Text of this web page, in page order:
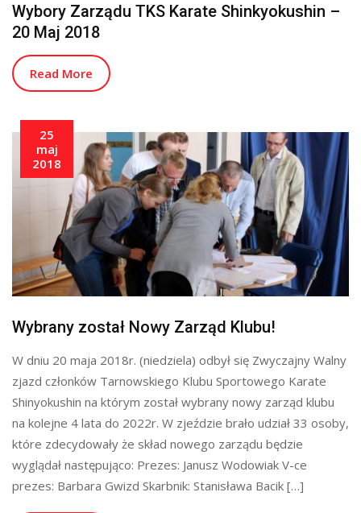
Wybory Zarządu TKS Karate Shinkyokushin –
20 Maj 2018
Read More
25
maj
2018
Wybrany został Nowy Zarząd Klubu!
W dniu 20 maja 2018r. (niedziela) odbył się Zwyczajny Walny
zjazd członków Tarnowskiego Klubu Sportowego Karate
Shinyokushin na którym został wybrany nowy zarząd klubu
na kolejne 4 lata do 2022r. W zjeździe brało udział 33 osoby,
które zdecydowały że skład nowego zarządu będzie
wyglądał następująco: Prezes: Janusz Wodowiak V-ce
prezes: Barbara Gwizd Skarbnik: Stanisława Bacik […]